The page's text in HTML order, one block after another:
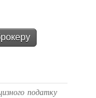
податку